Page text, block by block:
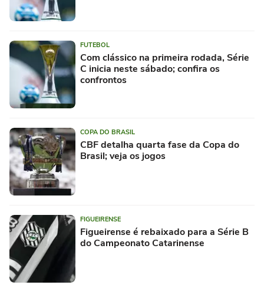
FUTEBOL
Com clássico na primeira rodada, Série
C inicia neste sábado; confira os
confrontos
COPA DO BRASIL
CBF detalha quarta fase da Copa do
Brasil; veja os jogos
FIGUEIRENSE
Figueirense é rebaixado para a Série B
do Campeonato Catarinense